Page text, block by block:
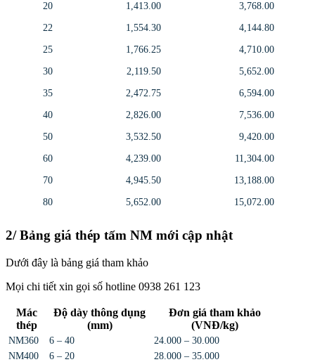
20 1,413.00 3,768.00
22 1,554.30 4,144.80
25 1,766.25 4,710.00
30 2,119.50 5,652.00
35 2,472.75 6,594.00
40 2,826.00 7,536.00
50 3,532.50 9,420.00
60 4,239.00 11,304.00
70 4,945.50 13,188.00
80 5,652.00 15,072.00
2/ Bảng giá thép tấm NM mới cập nhật
Dưới đây là bảng giá tham khảo
Mọi chi tiết xin gọi số hotline 0938 261 123
Mác
thép
Độ dày thông dụng
(mm)
Đơn giá tham khảo
(VNĐ/kg)
NM360 6 – 40
24.000 – 30.000
NM400
6 – 20
28.000 – 35.000